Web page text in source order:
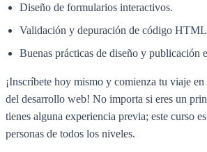
Diseño de formularios interactivos.
Validación y depuración de código
Buenas prácticas de diseño y publicación
¡Inscríbete hoy mismo y comienza tu viaje
del desarrollo web! No importa si eres un
tienes alguna experiencia previa; este curso
personas de todos los niveles.